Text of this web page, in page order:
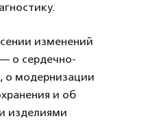
изменений
о сердечно-
о модернизации
и об
изделиями